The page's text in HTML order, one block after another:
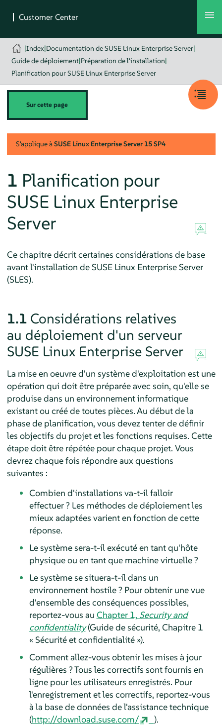
|Index|Documentation de SUSE Linux Enterprise Server|
Guide de déploiement|Préparation de l'installation|
Planification pour SUSE Linux Enterprise Server
Sur cette page
S'applique àSUSE Linux Enterprise Server 15 SP4
1 Planification pour
SUSE Linux Enterprise
Server
Ce chapitre décrit certaines considérations de base
avant l'installation de SUSE Linux Enterprise Server
(SLES).
1.1 Considérations relatives
au déploiement d'un serveur
SUSE Linux Enterprise Server
La mise en oeuvre d'un système d'exploitation est une
opération qui doit être préparée avec soin, qu'elle se
produise dans un environnement informatique
existant ou créé de toutes pièces. Au début de la
phase de planification, vous devez tenter de définir
les objectifs du projet et les fonctions requises. Cette
étape doit être répétée pour chaque projet. Vous
devrez chaque fois répondre aux questions
suivantes :
Combien d'installations va-t-il falloir
effectuer ? Les méthodes de déploiement les
mieux adaptées varient en fonction de cette
réponse.
Le système sera-t-il exécuté en tant qu'hôte
physique ou en tant que machine virtuelle ?
Le système se situera-t-il dans un
environnement hostile ? Pour obtenir une vue
d'ensemble des conséquences possibles,
reportez-vous au Chapter 1, Security and
confidentiality(Guide de sécurité, Chapitre 1
« Sécurité et confidentialité »).
Comment allez-vous obtenir les mises à jour
régulières ? Tous les correctifs sont fournis en
ligne pour les utilisateurs enregistrés. Pour
l'enregistrement et les correctifs, reportez-vous
à la base de données de l'assistance technique
(http://download.suse.com/
).